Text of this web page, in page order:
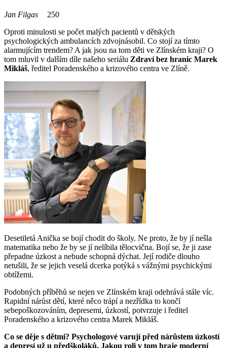
Jan Filgas
250
Oproti minulosti se počet malých pacientů v dětských
psychologických ambulancích zdvojnásobil. Co stojí za tímto
alarmujícím trendem? A jak jsou na tom děti ve Zlínském kraji? O
tom mluvil v dalším díle našeho seriálu Zdraví bez hranic Marek
Mikláš, ředitel Poradenského a krizového centra ve Zlíně.
Desetiletá Anička se bojí chodit do školy. Ne proto, že by jí nešla
matematika nebo že by se jí nelíbila tělocvična. Bojí se, že ji zase
přepadne úzkost a nebude schopná dýchat. Její rodiče dlouho
netušili, že se jejich veselá dcerka potýká s vážnými psychickými
obtížemi.
Podobných příběhů se nejen ve Zlínském kraji odehrává stále víc.
Rapidní nárůst dětí, které něco trápí a nezřídka to končí
sebepoškozováním, depresemi, úzkostí, potvrzuje i ředitel
Poradenského a krizového centra Marek Mikláš.
Co se děje s dětmi? Psychologové varují před nárůstem úzkostí
a depresí už u předškoláků. Jakou roli v tom hraje moderní